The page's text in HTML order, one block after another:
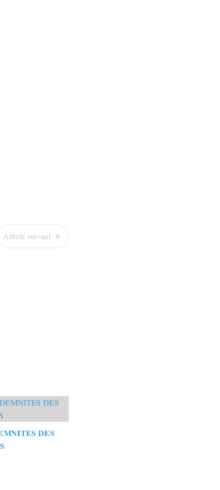
Article suivant
DES